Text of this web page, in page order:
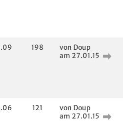
198
von Doup
am 27.01.15
121
von Doup
am 27.01.15